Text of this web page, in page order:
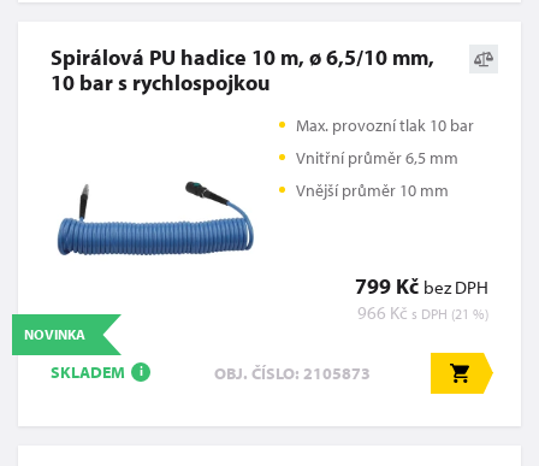
Spirálová PU hadice 10 m, ø 6,5/10 mm,
10 bar s rychlospojkou
Max. provozní tlak 10 bar
Vnitřní průměr 6,5 mm
Vnější průměr 10 mm
799 Kč bez DPH
966 Kč s DPH (21 %)
NOVINKA
SKLADEM i OBJ. ČÍSLO: 2105873